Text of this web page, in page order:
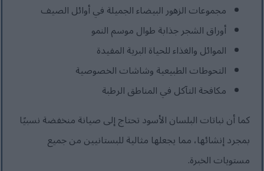
مجموعات الزهور البيضاء الجميلة في أوائل الصيف
أوراق الشجر جذابة طوال موسم النمو
الموائل والغذاء للحياة البرية المفيدة
التحوطات الطبيعية وشاشات الخصوصية
مكافحة التآكل في المناطق الرطبة
كما أن نباتات البلسان الأسود تحتاج إلى صيانة منخفضة نسبيًا
بمجرد إنشائها، مما يجعلها مثالية للبستانيين من جميع
مستويات الخبرة.